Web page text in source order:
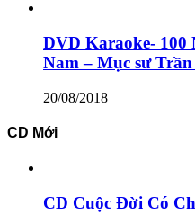
DVD Karaoke- 100
Nam – Mục sư
20/08/2018
CD Mới
CD Cuộc Đời Có